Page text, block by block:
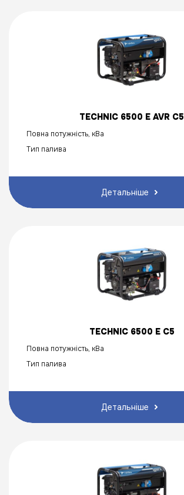
TECHNIC 6500 E AVR C5
Повна потужність, кВа
Тип палива
Детальніше
TECHNIC 6500 E C5
Повна потужність, кВа
Тип палива
Детальніше